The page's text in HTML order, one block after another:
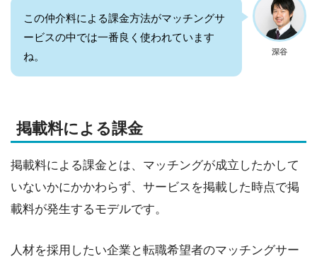
深谷
この仲介料による課金方法がマッチングサ
ービスの中では一番良く使われています
ね。
掲載料による課金
掲載料による課金とは、マッチングが成立したかして
いないかにかかわらず、サービスを掲載した時点で掲
載料が発生するモデルです。
人材を採用したい企業と転職希望者のマッチングサー